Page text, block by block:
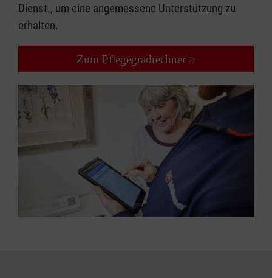
Dienst., um eine angemessene Unterstützung zu
erhalten.
Zum Pflegegradrechner >